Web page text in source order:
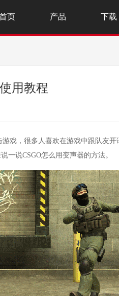
页 产品 下载
用教程
戏，很多人喜欢在游戏中跟队友
一说CSGO怎么用变声器的方法。